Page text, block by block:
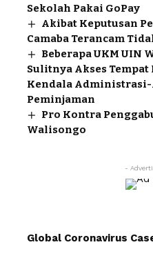
Sekolah Pakai GoPay
Akibat Keputusan
Camaba Terancam
Beberapa UKM UIN
Sulitnya Akses
Kendala
Peminjaman
Pro Kontra
Walisongo
-
Global Coronavirus